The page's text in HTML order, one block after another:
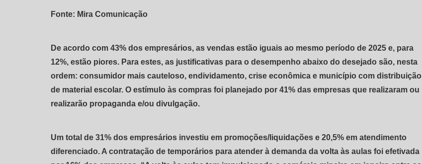
Fonte: Mira Comunicação
De acordo com 43% dos empresários, as vendas estão iguais ao mesmo período de 2025 e, para
12%, estão piores. Para estes, as justificativas para o desempenho abaixo do desejado são, nesta
ordem: consumidor mais cauteloso, endividamento, crise econômica e município com distribuição
de material escolar. O estímulo às compras foi planejado por 41% das empresas que realizaram ou
realizarão propaganda e/ou divulgação.
Um total de 31% dos empresários investiu em promoções/liquidações e 20,5% em atendimento
diferenciado. A contratação de temporários para atender à demanda da volta às aulas foi efetivada